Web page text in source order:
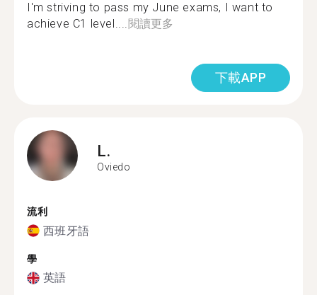
I'm striving to pass my June exams, I want to
achieve C1 level....閱讀更多
下載APP
L.
Oviedo
流利
西班牙語
學
英語